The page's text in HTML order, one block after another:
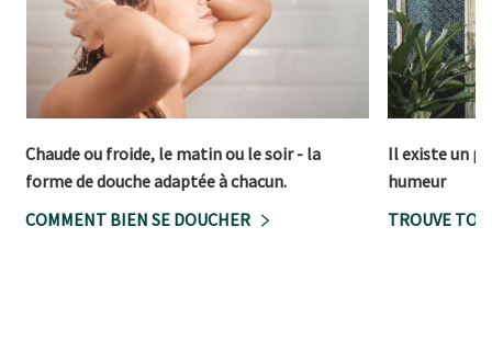
Chaude ou froide, le matin ou le soir - la
forme de douche adaptée à chacun.
COMMENT BIEN SE DOUCHER
Il existe un
humeur
TROUVE